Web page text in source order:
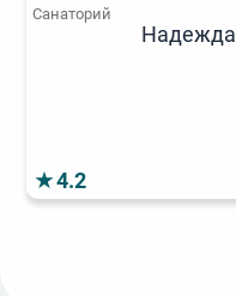
Санаторий
Надежда
4.2